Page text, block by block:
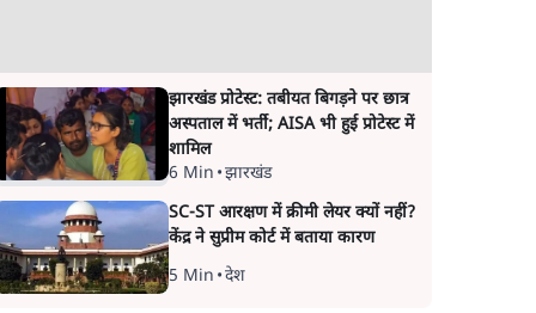
झारखंड प्रोटेस्ट: तबीयत बिगड़ने पर छात्र
अस्पताल में भर्ती; AISA भी हुई प्रोटेस्ट में
शामिल
6 Min •झारखंड
SC-ST आरक्षण में क्रीमी लेयर क्यों नहीं?
केंद्र ने सुप्रीम कोर्ट में बताया कारण
5 Min •देश